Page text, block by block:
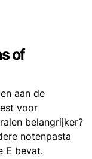
of
aan de
voor
belangrijker?
notenpasta
E bevat.